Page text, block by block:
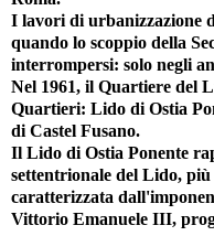
I lavori di urbanizzazione
quando lo scoppio della
interrompersi: solo negli
Nel 1961, il Quartiere del
Quartieri: Lido di Ostia
di Castel Fusano.
Il Lido di Ostia Ponente
settentrionale del Lido,
caratterizzata
Vittorio Emanuele III,